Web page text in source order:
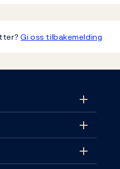
Gi oss tilbakemelding